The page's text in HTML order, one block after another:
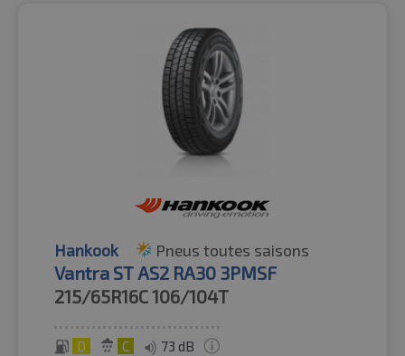
Hankook Pneus toutes saisons
Vantra ST AS2 RA30 3PMSF
215/65R16C106/104T
D C 73 dB